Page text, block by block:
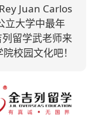
Juan Carlos
立大学中最年
留学武老师来
校园文化吧！